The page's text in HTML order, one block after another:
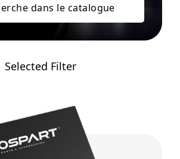
dans le catalogue
Selected Filter